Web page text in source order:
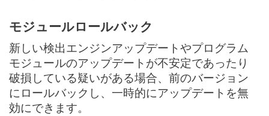
モジュールロールバック
新しい検出エンジンアップデートやプログラム
モジュールのアップデートが不安定であったり
破損している疑いがある場合、前のバージョン
にロールバックし、一時的にアップデートを無
効にできます。